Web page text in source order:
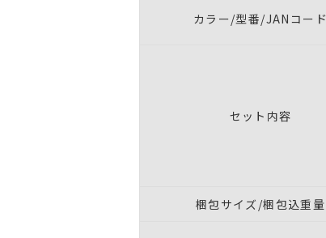
カラー/型番/JANコード
セット内容
梱包サイズ/梱包込重量